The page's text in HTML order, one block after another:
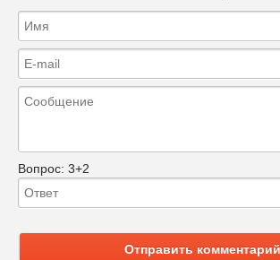
Вопрос: 3+2
Отправить комментарий